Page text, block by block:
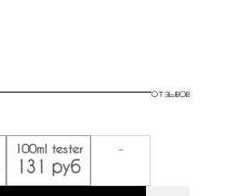
отзывов
100ml tester
131 руб
-